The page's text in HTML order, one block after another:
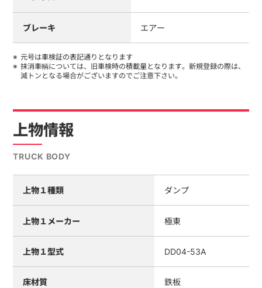
ブレーキ エアー
元号は車検証の表記通りとなります
抹消車輌については、旧車検時の積載量となります。新規登録の際は、
減トンとなる場合がございますのでご注意下さい。
上物情報
TRUCK BODY
上物１種類 ダンプ
上物１メーカー 極東
上物１型式 DD04-53A
床材質 鉄板